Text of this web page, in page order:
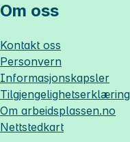
Om oss
Kontakt oss
Personvern
Informasjonskapsler
Tilgjengelighetserklæring
Om arbeidsplassen.no
Nettstedkart